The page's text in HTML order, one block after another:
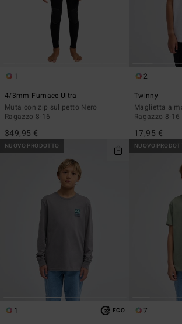
1
4/3mm Furnace Ultra
Muta con zip sul petto Nero
Ragazzo 8-16
349,95 €
2
Twinny
Maglietta a
Ragazzo 8-16
17,95 €
NUOVO PRODOTTO
1 ECO
NUOVO
7